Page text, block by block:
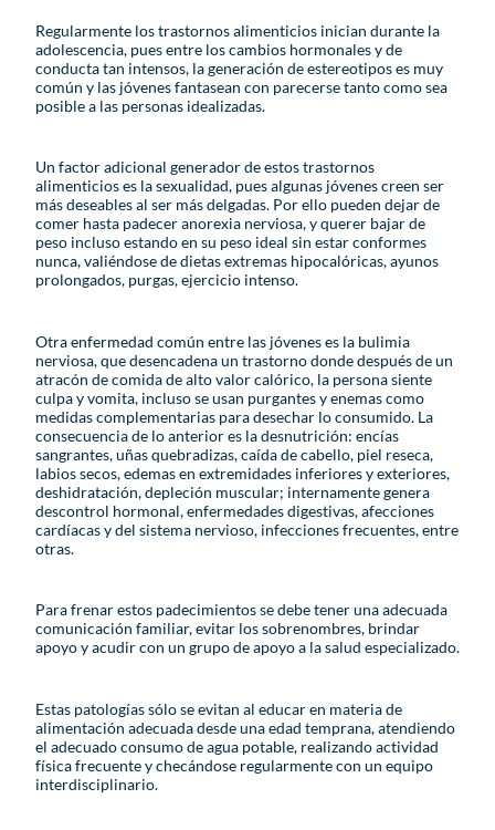
Regularmente los trastornos alimenticios inician durante la
adolescencia, pues entre los cambios hormonales y de
conducta tan intensos, la generación de estereotipos es muy
común y las jóvenes fantasean con parecerse tanto como sea
posible a las personas idealizadas.
Un factor adicional generador de estos trastornos
alimenticios es la sexualidad, pues algunas jóvenes creen ser
más deseables al ser más delgadas. Por ello pueden dejar de
comer hasta padecer anorexia nerviosa, y querer bajar de
peso incluso estando en su peso ideal sin estar conformes
nunca, valiéndose de dietas extremas hipocalóricas, ayunos
prolongados, purgas, ejercicio intenso.
Otra enfermedad común entre las jóvenes es la bulimia
nerviosa, que desencadena un trastorno donde después de un
atracón de comida de alto valor calórico, la persona siente
culpa y vomita, incluso se usan purgantes y enemas como
medidas complementarias para desechar lo consumido. La
consecuencia de lo anterior es la desnutrición: encías
sangrantes, uñas quebradizas, caída de cabello, piel reseca,
labios secos, edemas en extremidades inferiores y exteriores,
deshidratación, depleción muscular; internamente genera
descontrol hormonal, enfermedades digestivas, afecciones
cardíacas y del sistema nervioso, infecciones frecuentes, entre
otras.
Para frenar estos padecimientos se debe tener una adecuada
comunicación familiar, evitar los sobrenombres, brindar
apoyo y acudir con un grupo de apoyo a la salud especializado.
Estas patologías sólo se evitan al educar en materia de
alimentación adecuada desde una edad temprana, atendiendo
el adecuado consumo de agua potable, realizando actividad
física frecuente y checándose regularmente con un equipo
interdisciplinario.